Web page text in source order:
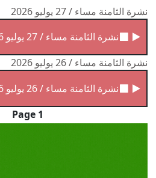
نشرة الثامنة مساء / 27 يوليو 2026
نشرة الثامنة مساء / 27 يوليو 2026
نشرة الثامنة مساء / 26 يوليو 2026
نشرة الثامنة مساء / 26 يوليو 2026
Page 1